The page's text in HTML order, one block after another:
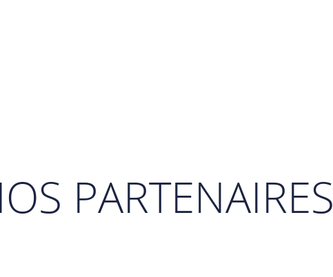
PARTENAIRES